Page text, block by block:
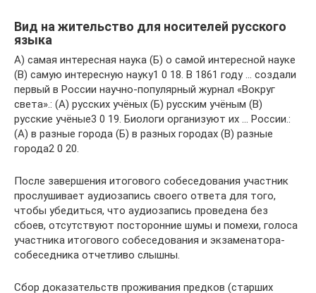
Вид на жительство для носителей русского
языка
А) самая интересная наука (Б) о самой интересной науке
(В) самую интересную науку1 0 18. В 1861 году … создали
первый в России научно-популярный журнал «Вокруг
света».: (А) русских учёных (Б) русским учёным (В)
русские учёные3 0 19. Биологи организуют их … России.:
(А) в разные города (Б) в разных городах (В) разные
города2 0 20.
После завершения итогового собеседования участник
прослушивает аудиозапись своего ответа для того,
чтобы убедиться, что аудиозапись проведена без
сбоев, отсутствуют посторонние шумы и помехи, голоса
участника итогового собеседования и экзаменатора-
собеседника отчетливо слышны.
Сбор доказательств проживания предков (старших